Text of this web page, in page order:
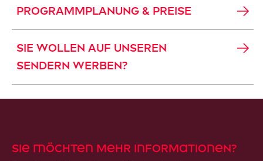
PROGRAMMPLANUNG & PREISE
SIE WOLLEN AUF UNSEREN
SENDERN WERBEN?
Sie möchten mehr Informationen?